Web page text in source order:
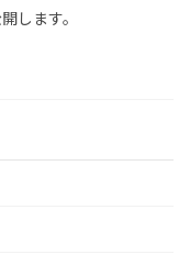
します。